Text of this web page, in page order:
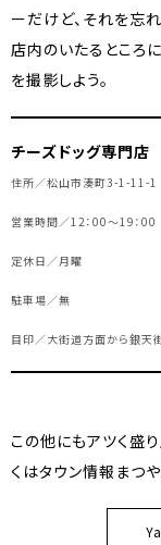
ーだけど、それを忘
店内のいたるところ
を撮影しよう。
チーズドッグ専門
住所／松山市湊町3-1-11-1
営業時間／12：00～19：00
定休日／月曜
駐車場／無
目印／大街道方面から銀天
この他にもアツく盛
くはタウン情報まつ